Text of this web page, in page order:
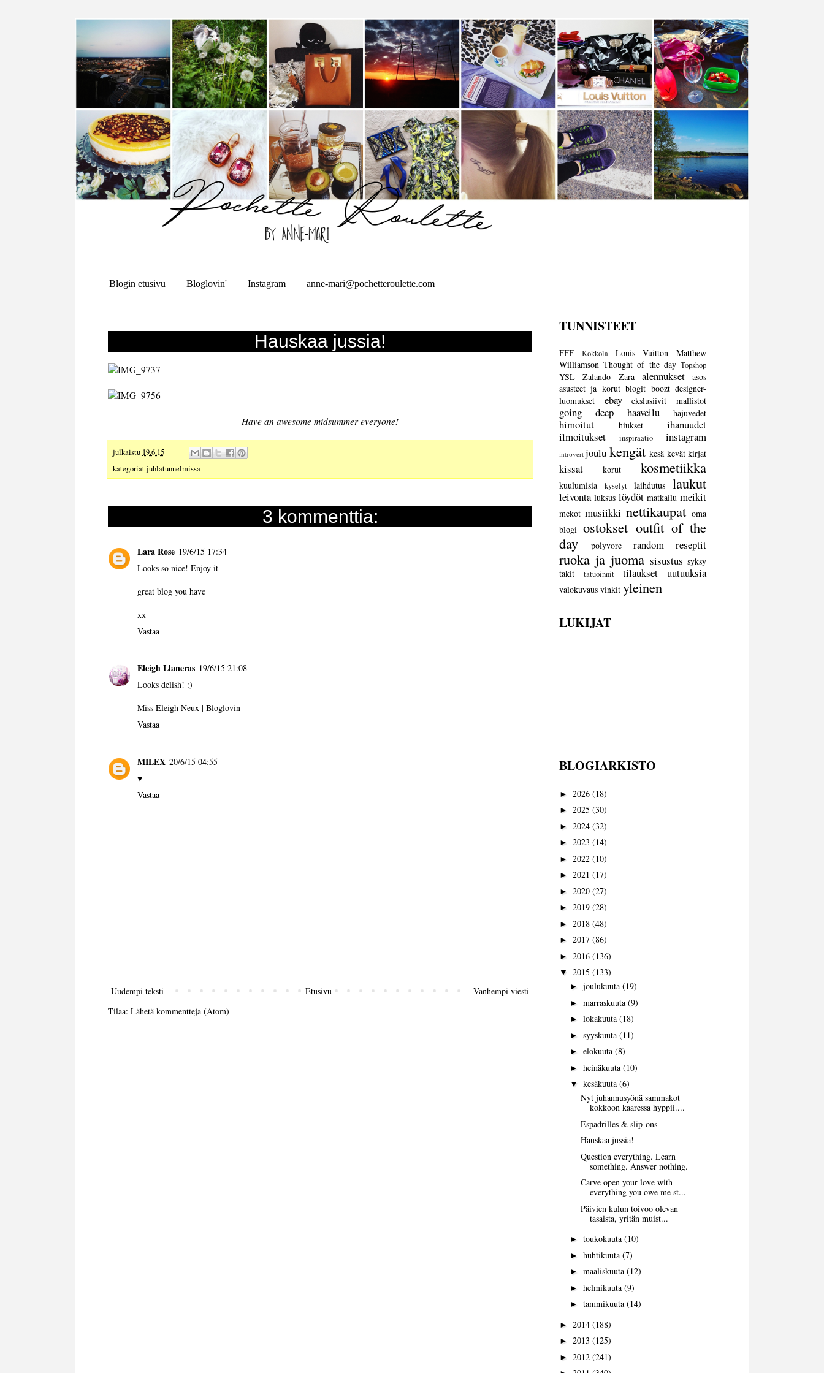
Blogin etusivu Bloglovin' Instagram anne-mari@pochetteroulette.com
Hauskaa jussia!
Have an awesome midsummer everyone!
julkaistu 19.6.15
kategoriatjuhlatunnelmissa
3 kommenttia:
Lara Rose 19/6/15 17:34
Looks so nice! Enjoy it
great blog you have
xx
Vastaa
Eleigh Llaneras 19/6/15 21:08
Looks delish! :)
Miss Eleigh Neux | Bloglovin
Vastaa
MILEX 20/6/15 04:55
♥
Vastaa
Uudempi teksti Vanhempi viesti
Etusivu
Tilaa: Lähetä kommentteja (Atom)
TUNNISTEET
FFF Kokkola Louis Vuitton
Matthew
Williamson Thought of the day Topshop
YSL Zalando Zara alennukset
asos
asusteet ja korut blogit boozt designer-
luomukset
ebay ekslusiivit mallistot
going deep haaveilu hajuvedet
himoitut hiukset
ihanuudet
ilmoitukset
inspiraatio instagram
introvert joulu kengät kesä kevät kirjat
kissat korut kosmetiikka
kuulumisia kyselyt laihdutus laukut
leivonta luksus löydöt matkailu meikit
mekot musiikki nettikaupat oma
blogi ostokset outfit of the
day
polyvore random reseptit
ruoka ja juoma sisustus syksy
takit
tatuoinnit tilaukset uutuuksia
valokuvaus vinkit yleinen
LUKIJAT
BLOGIARKISTO
► 2026 (18)
► 2025 (30)
► 2024 (32)
► 2023 (14)
► 2022 (10)
► 2021 (17)
► 2020 (27)
► 2019 (28)
► 2018 (48)
► 2017 (86)
► 2016 (136)
▼ 2015 (133)
► joulukuuta (19)
► marraskuuta (9)
► lokakuuta (18)
► syyskuuta (11)
► elokuuta (8)
► heinäkuuta (10)
▼ kesäkuuta (6)
Nyt juhannusyönä sammakot
kokkoon kaaressa hyppii....
Espadrilles & slip-ons
Hauskaa jussia!
Question everything. Learn
something. Answer nothing.
Carve open your love with
everything you owe me st...
Päivien kulun toivoo olevan
tasaista, yritän muist...
► toukokuuta (10)
► huhtikuuta (7)
► maaliskuuta (12)
► helmikuuta (9)
► tammikuuta (14)
► 2014 (188)
► 2013 (125)
► 2012 (241)